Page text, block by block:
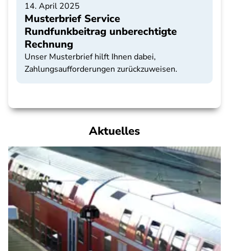
14. April 2025
Musterbrief Service
Rundfunkbeitrag unberechtigte
Rechnung
Unser Musterbrief hilft Ihnen dabei,
Zahlungsaufforderungen zurückzuweisen.
Aktuelles